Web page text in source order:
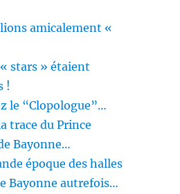
amicalement «
stars » étaient
!
le “Clopologue”…
trace du Prince
Bayonne…
époque des halles
Bayonne autrefois…